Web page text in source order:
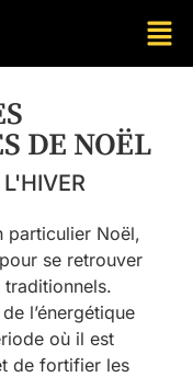
DE NOËL
particulier Noël,
se retrouver
l’énergétique
où il est
de fortifier les